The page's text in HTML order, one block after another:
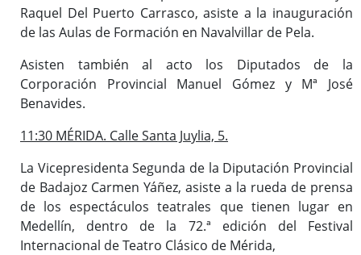
Raquel Del Puerto Carrasco, asiste a la inauguración
de las Aulas de Formación en Navalvillar de Pela.
Asisten también al acto los Diputados de la
Corporación Provincial Manuel Gómez y Mª José
Benavides.
11:30 MÉRIDA. Calle Santa Juylia, 5.
La Vicepresidenta Segunda de la Diputación Provincial
de Badajoz Carmen Yáñez, asiste a la rueda de prensa
de los espectáculos teatrales que tienen lugar en
Medellín, dentro de la 72.ª edición del Festival
Internacional de Teatro Clásico de Mérida,